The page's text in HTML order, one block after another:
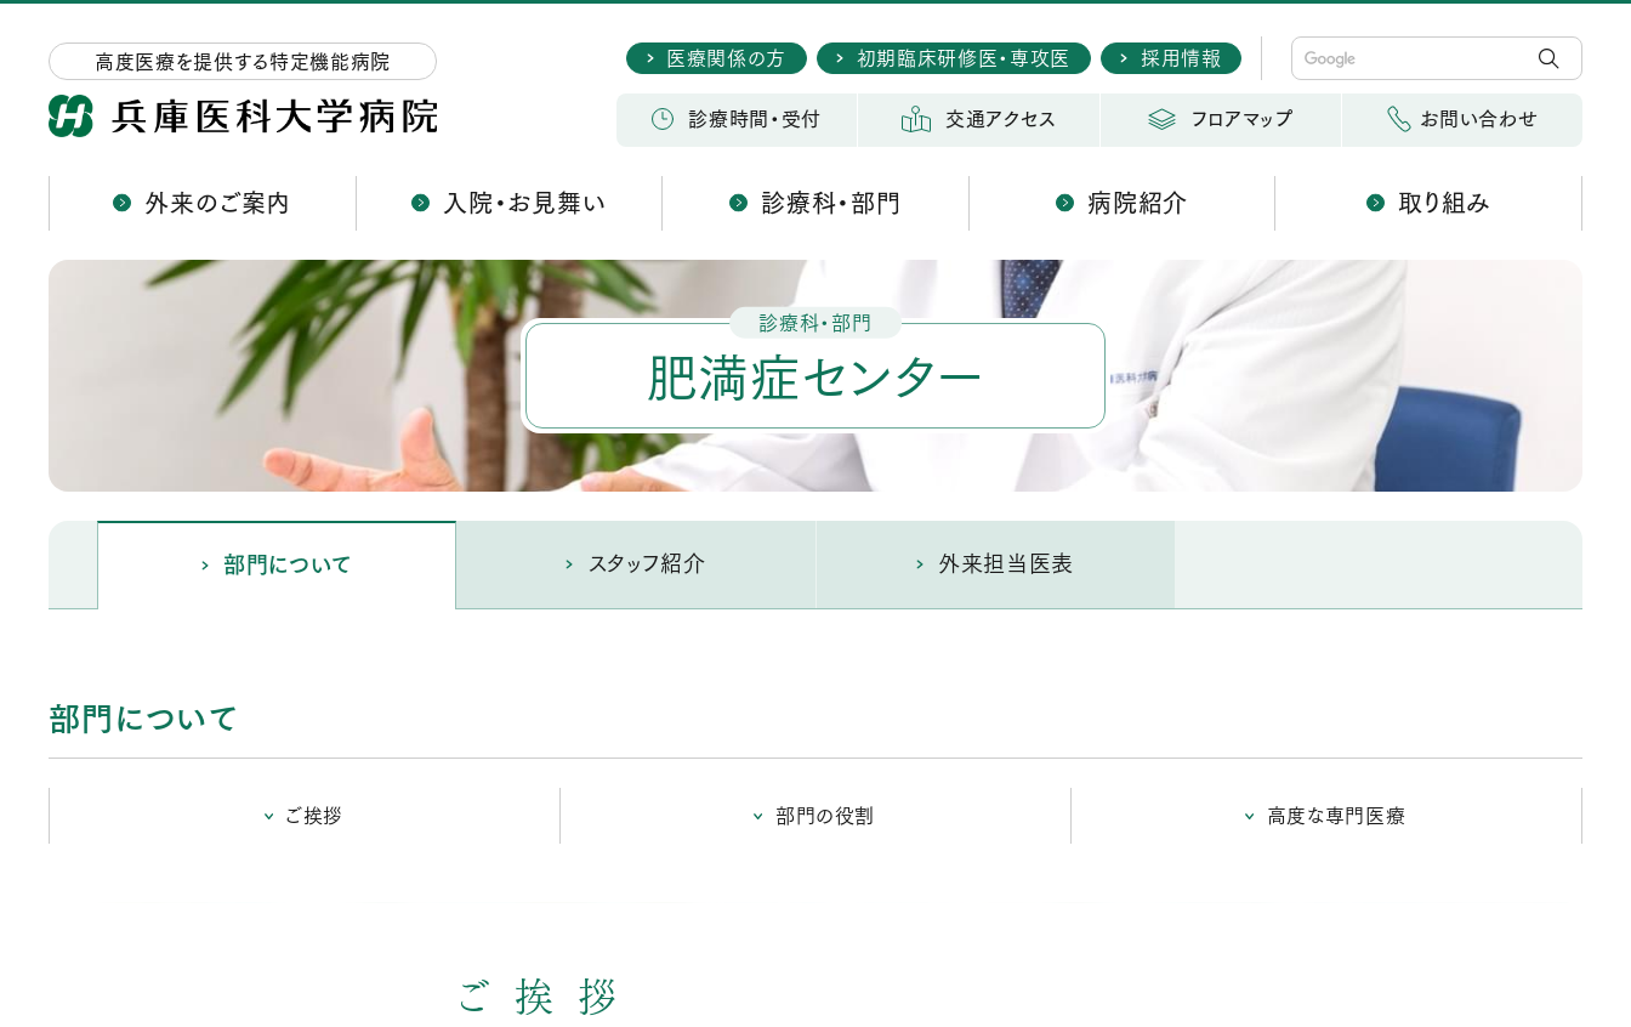
高度医療を提供する特定機能病院 医療関係の方 初期臨床研修医・専攻医 採用情報
検 索
診療時間・受付 交通アクセス フロアマップ お問い合わせ
外来のご案内 入院・お見舞い 診療科・部門 病院紹介 取り組み
診療科・部門
肥満症センター
部門について スタッフ紹介 外来担当医表
部門について
ご挨拶 部門の役割 高度な専門医療
ご挨拶